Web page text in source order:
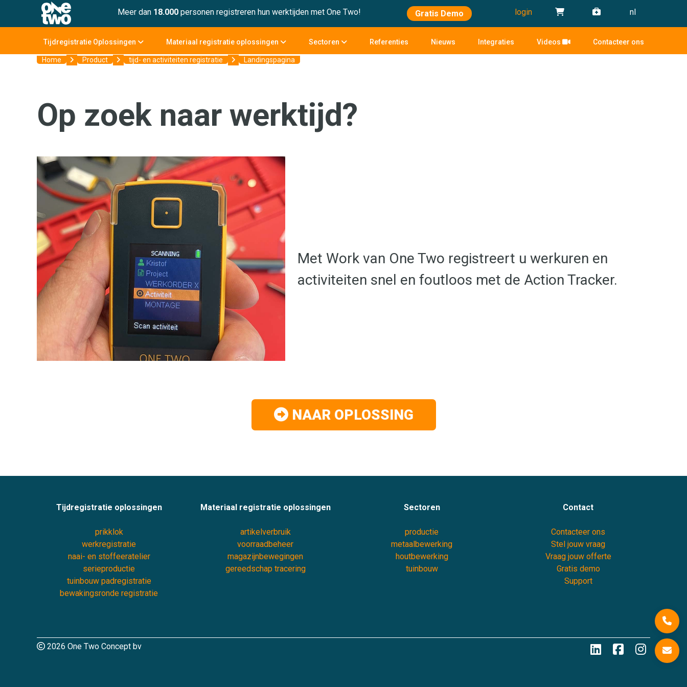
Meer dan 18.000 personen registreren hun werktijden met One Two! Gratis Demo login nl
Tijdregistratie Oplossingen Materiaal registratie oplossingen Sectoren Referenties Nieuws Integraties Videos Contacteer ons
Home Product tijd- en activiteiten registratie Landingspagina
Op zoek naar werktijd?
Met Work van One Two registreert u werkuren en
activiteiten snel en foutloos met de Action Tracker.
NAAR OPLOSSING
Tijdregistratie oplossingen
prikklok
werkregistratie
naai- en stoffeeratelier
serieproductie
tuinbouw padregistratie
bewakingsronde registratie
Materiaal registratie oplossingen
artikelverbruik
voorraadbeheer
magazijnbewegingen
gereedschap tracering
Sectoren
productie
metaalbewerking
houtbewerking
tuinbouw
Contact
Contacteer ons
Stel jouw vraag
Vraag jouw offerte
Gratis demo
Support
2026 One Two Concept bv